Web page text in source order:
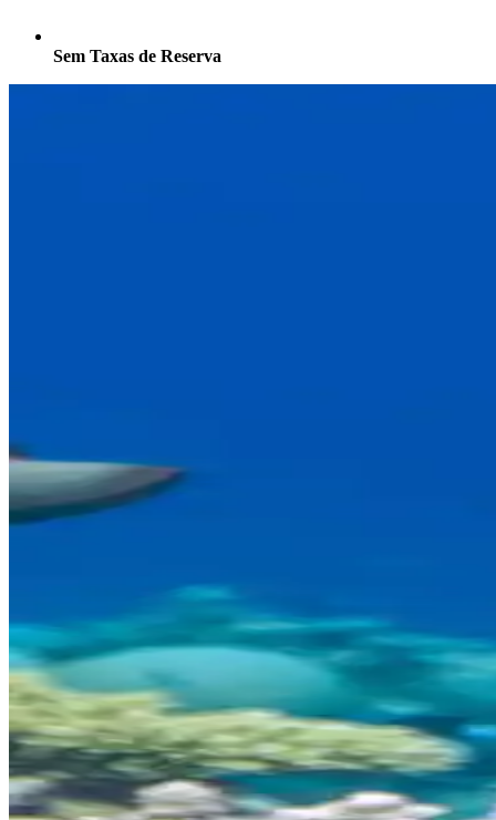
Sem Taxas de Reserva